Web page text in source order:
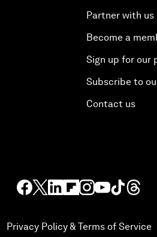
Partner with us
Become a
Sign up for our
Subscribe to
Contact us
Privacy Policy & Terms of Service